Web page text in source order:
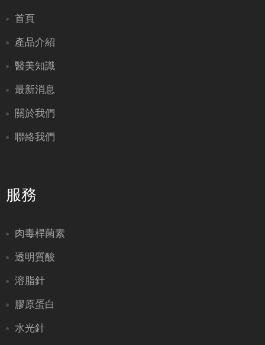
首頁
產品介紹
醫美知識
最新消息
關於我們
聯絡我們
服務
肉毒桿菌素
透明質酸
溶脂針
膠原蛋白
水光針